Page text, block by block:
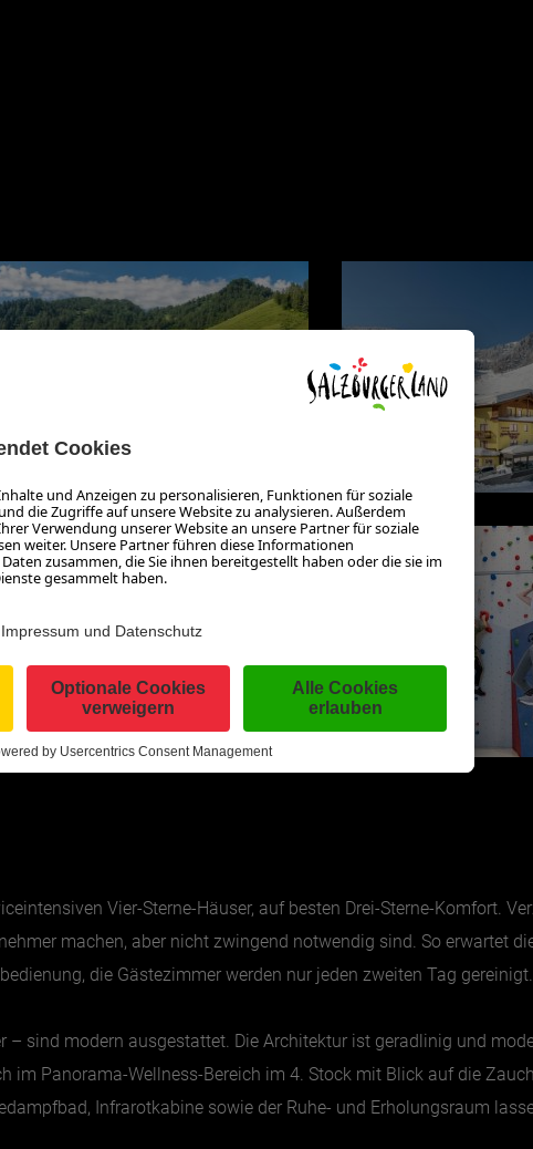
Vier-Sterne-Häuser, auf besten Drei-Sterne-Komfort.
machen, aber nicht zwingend notwendig sind. So erwartet
die Gästezimmer werden nur jeden zweiten Tag gereinigt.
sind modern ausgestattet. Die Architektur ist geradlinig und
im Panorama-Wellness-Bereich im 4. Stock mit Blick auf die
Infrarotkabine sowie der Ruhe- und Erholungsraum